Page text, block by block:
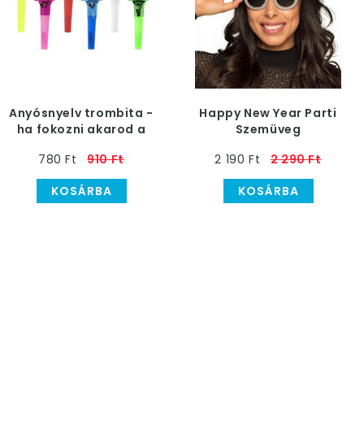
Anyósnyelv trombita -
ha fokozni akarod a
780 Ft
910 Ft
KOSÁRBA
Happy New Year Parti
Szemüveg
2 190 Ft
2 290 Ft
KOSÁRBA